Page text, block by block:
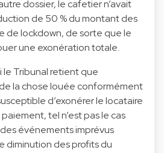
dossier, le cafetier n’avait
de 50 % du montant des
de lockdown, de sorte que le
une exonération totale.
le Tribunal retient que
de la chose louée conformément
d’exonérer le locataire
tel n’est pas le cas
événements imprévus
diminution des profits du